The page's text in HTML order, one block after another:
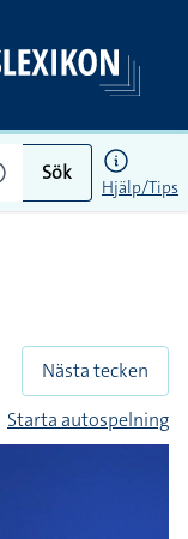
Sök
Hjälp/Tips
Nästa tecken
Starta autospelning